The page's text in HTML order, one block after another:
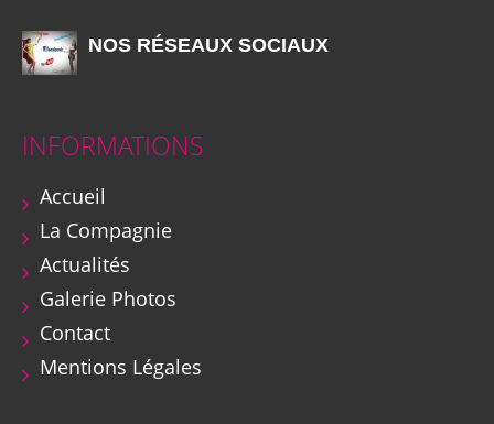
NOS RÉSEAUX SOCIAUX
INFORMATIONS
Accueil
La Compagnie
Actualités
Galerie Photos
Contact
Mentions Légales